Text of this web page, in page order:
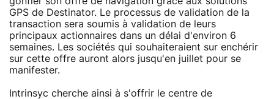
GPS de Destinator. Le processus de validation de la
transaction sera soumis à validation de leurs
principaux actionnaires dans un délai d'environ 6
semaines. Les sociétés qui souhaiteraient sur enchérir
sur cette offre auront alors jusqu'en juillet pour se
manifester.
Intrinsyc cherche ainsi à s'offrir le centre de